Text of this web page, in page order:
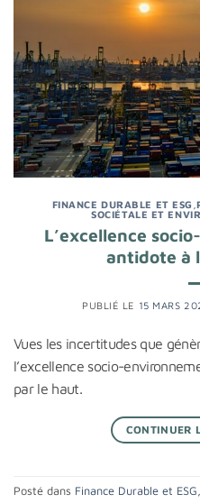
FINANCE DURABLE ET ESG ,
SOCIÉTALE ET
L’excellence
antidote à
PUBLIÉ LE 15 MARS
Vues les incertitudes que
l’excellence socio-
par le haut.
CONTINUER
Posté dans Finance Durable et ESG,